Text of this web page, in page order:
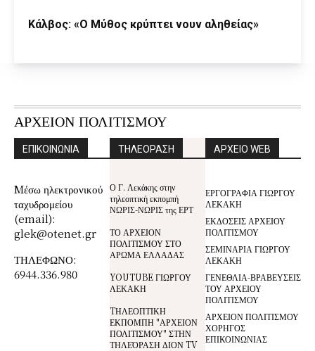
Κάλβος: «Ο Μύθος κρύπτει νουν αληθείας»
ΑΡΧΕΙΟΝ ΠΟΛΙΤΙΣΜΟΥ
ΕΠΙΚΟΙΝΩΝΙΑ
Mέσω ηλεκτρονικού
ταχυδρομείου
(email):
glek@otenet.gr
ΤΗΛΕΦΩΝΟ:
6944.336.980
ΤΗΛΕΟΡΑΣΗ
Ο Γ. Λεκάκης στην
τηλεοπτική εκπομπή
ΝΩΡΙΣ-ΝΩΡΙΣ της ΕΡΤ
ΤΟ ΑΡΧΕΙΟΝ
ΠΟΛΙΤΙΣΜΟΥ ΣΤΟ
ΑΡΩΜΑ ΕΛΛΑΔΑΣ
YOUTUBE ΓΙΩΡΓΟΥ
ΛΕΚΑΚΗ
TΗΛΕΟΠΤΙΚΗ
ΕΚΠΟΜΠΗ "ΑΡΧΕΙΟΝ
ΠΟΛΙΤΙΣΜΟΥ" ΣΤΗΝ
ΤΗΛΕΌΡΑΣΗ ΔΙΟΝ TV
ΑΡΧΕΙΟ WEB
ΕΡΓΟΓΡΑΦΙΑ ΓΙΩΡΓΟΥ
ΛΕΚΑΚΗ
ΕΚΔΟΣΕΙΣ ΑΡΧΕΙΟΥ
ΠΟΛΙΤΙΣΜΟΥ
ΣΕΜΙΝΑΡΙΑ ΓΙΩΡΓΟΥ
ΛΕΚΑΚΗ
ΓΕΝΕΘΛΙΑ-ΒΡΑΒΕΥΣΕΙΣ
ΤΟΥ ΑΡΧΕΙΟΥ
ΠΟΛΙΤΙΣΜΟΥ
ΑΡΧΕΙΟΝ ΠΟΛΙΤΙΣΜΟΥ
ΧΟΡΗΓΟΣ
ΕΠΙΚΟΙΝΩΝΙΑΣ